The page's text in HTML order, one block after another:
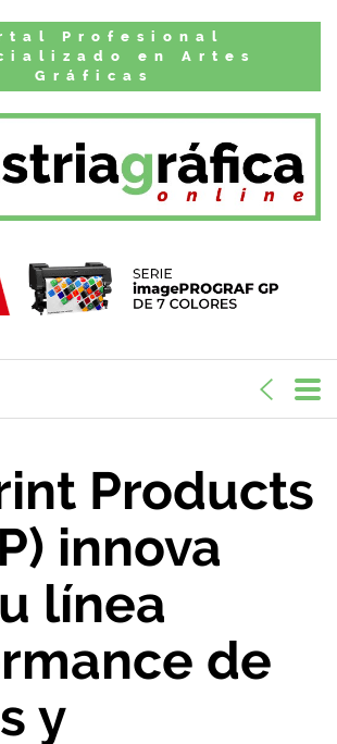
Profesional
en Artes
Gráficas
Products
innova
línea
de
y